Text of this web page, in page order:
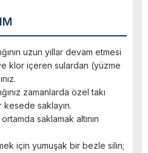
uzun yıllar devam etmesi
klor içeren sulardan (yüzme
zamanlarda özel takı
kesede saklayın.
saklamak altının
için yumuşak bir bezle silin;